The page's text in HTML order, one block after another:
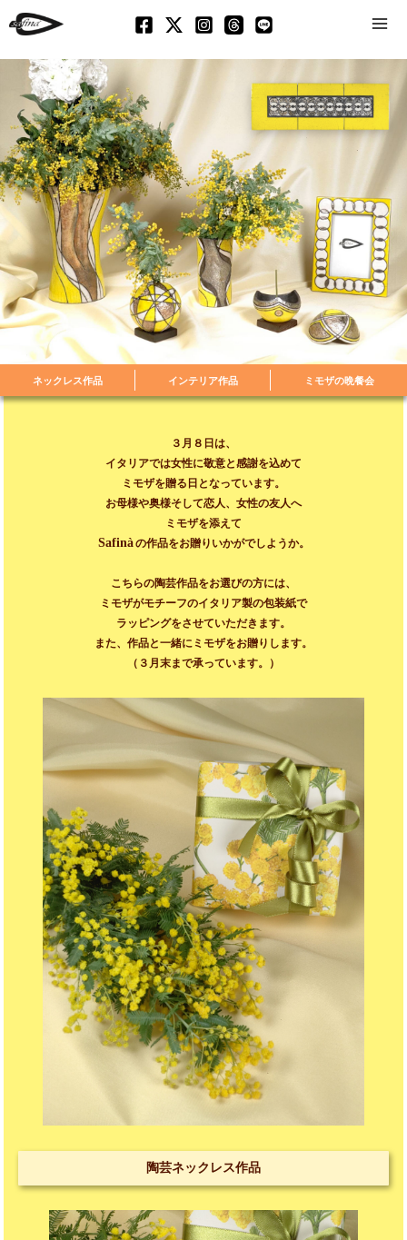
ネックレス作品 インテリア作品 ミモザの晩餐会
３月８日は、
イタリアでは女性に敬意と感謝を込めて
ミモザを贈る日となっています。
お母様や奥様そして恋人、女性の友人へ
ミモザを添えて
Safinàの作品をお贈りいかがでしようか。
こちらの陶芸作品をお選びの方には、
ミモザがモチーフのイタリア製の包装紙で
ラッピングをさせていただきます。
また、作品と一緒にミモザをお贈りします。
（３月末まで承っています。）
陶芸ネックレス作品